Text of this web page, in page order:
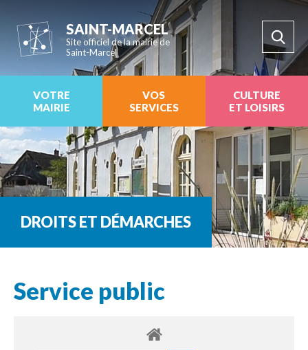
SAINT-MARCEL
Site officiel de la mairie de
Saint-Marcel
VOTRE
MAIRIE
VOS
SERVICES
CULTURE
ET LOISIRS
DROITS ET DÉMARCHES
Service public